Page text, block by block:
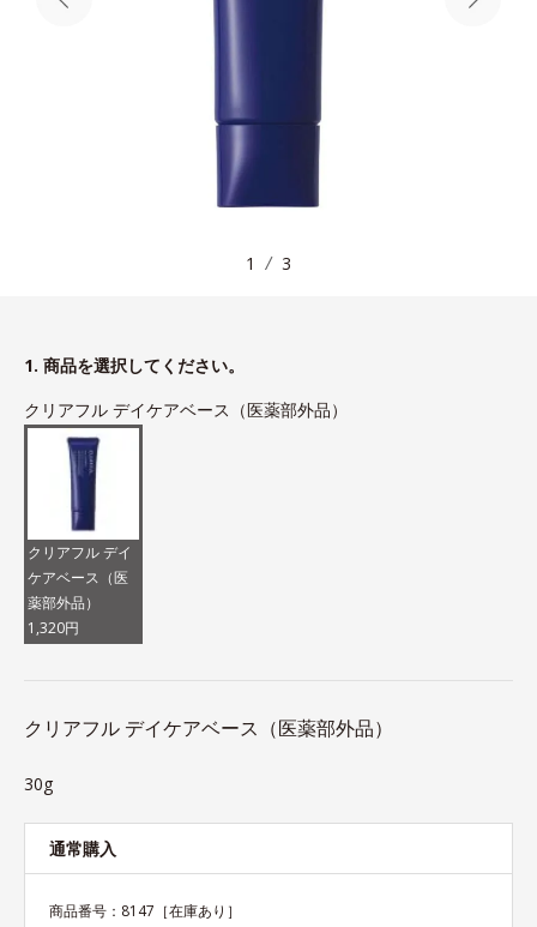
1 3
1. 商品を選択してください。
クリアフル デイケアベース（医薬部外品）
クリアフル デイ
ケアベース（医
薬部外品）
1,320円
クリアフル デイケアベース（医薬部外品）
30g
通常購入
商品番号： 8147 ［在庫あり］